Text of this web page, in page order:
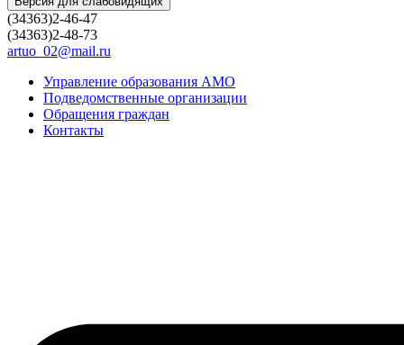
(34363)2-46-47
(34363)2-48-73
artuo_02@mail.ru
Управление образования АМО
Подведомственные организации
Обращения граждан
Контакты